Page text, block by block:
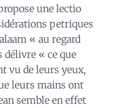
une lectio
petriques
« au regard
« ce que
vu de leurs yeux,
leurs mains ont
semble en effet